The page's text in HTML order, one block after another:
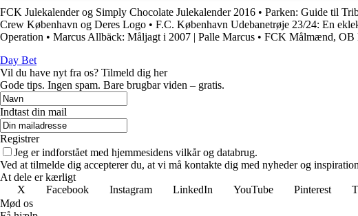
FCK Julekalender og Simply Chocolate Julekalender 2016 • Parken: Guide til
Crew København og Deres Logo • F.C. København Udebanetrøje 23/24: En
Operation • Marcus Allbäck: Måljagt i 2007 | Palle Marcus • FCK Målmænd, OB
Day Bet
Vil du have nyt fra os? Tilmeld dig her
Gode tips. Ingen spam. Bare brugbar viden – gratis.
Indtast din mail
Registrer
Jeg er indforstået med hjemmesidens vilkår og databrug.
Ved at tilmelde dig accepterer du, at vi må kontakte dig med nyheder og
At dele er kærligt
X
Facebook Instagram LinkedIn YouTube Pinterest
Mød os